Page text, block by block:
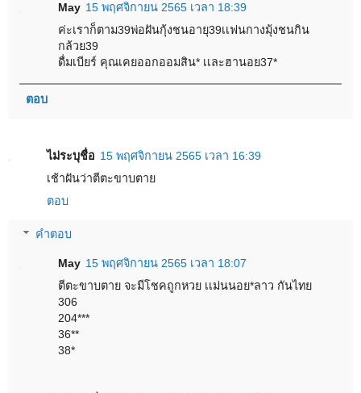
May 15 พฤศจิกายน 2565 เวลา 18:39
ค่ะเราก็ตาม39พ่อฝันกุ้งชนอายุ39เเฟนกางมุ้งชนกิน
กล้วย39
ดื่มเบียร์ คุณเคยออกออมสิน* เเละฮานอย37*
ตอบ
ไม่ระบุชื่อ 15 พฤศจิกายน 2565 เวลา 16:39
เช้าฝันว่าตีตะขาบตาย
ตอบ
คำตอบ
May 15 พฤศจิกายน 2565 เวลา 18:07
ตีตะขาบตาย จะมีโชคถูกหวย เเม่นนอย*ลาว กันไทย
306
204***
36**
38*